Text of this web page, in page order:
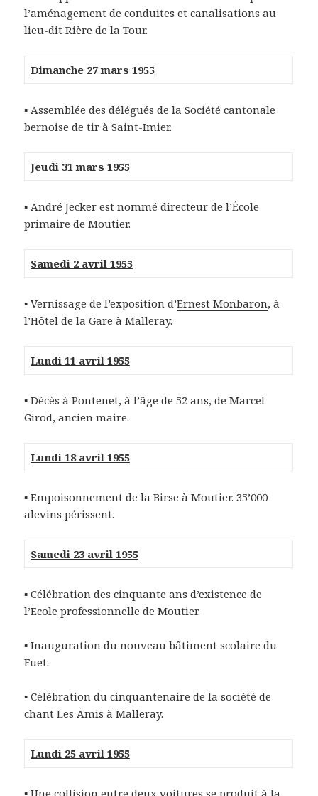
l’aménagement de conduites et canalisations au
lieu-dit Rière de la Tour.
Dimanche 27 mars 1955
▪ Assemblée des délégués de la Société cantonale
bernoise de tir à Saint-Imier.
Jeudi 31 mars 1955
▪ André Jecker est nommé directeur de l’École
primaire de Moutier.
Samedi 2 avril 1955
▪ Vernissage de l’exposition d’Ernest Monbaron, à
l’Hôtel de la Gare à Malleray.
Lundi 11 avril 1955
▪ Décès à Pontenet, à l’âge de 52 ans, de Marcel
Girod, ancien maire.
Lundi 18 avril 1955
▪ Empoisonnement de la Birse à Moutier. 35’000
alevins périssent.
Samedi 23 avril 1955
▪ Célébration des cinquante ans d’existence de
l’Ecole professionnelle de Moutier.
▪ Inauguration du nouveau bâtiment scolaire du
Fuet.
▪ Célébration du cinquantenaire de la société de
chant Les Amis à Malleray.
Lundi 25 avril 1955